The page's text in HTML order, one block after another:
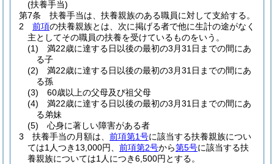
(扶養手当)
第7条
扶養手当は、扶養親族のある職員に対して支給する。
2
前項の扶養親族とは、次に掲げる者で他に生計の途がなく
主としてその職員の扶養を受けているものをいう。
(1)
満22歳に達する日以後の最初の3月31日までの間にあ
る子
(2)
満22歳に達する日以後の最初の3月31日までの間にあ
る孫
(3)
60歳以上の父母及び祖父母
(4)
満22歳に達する日以後の最初の3月31日までの間にあ
る弟妹
(5)
心身に著しい障害がある者
3
扶養手当の月額は、 前項第1号に該当する扶養親族につい
ては1人つき13,000円、 前項第2号から第5号に該当する扶
養親族については1人につき6,500円とする。